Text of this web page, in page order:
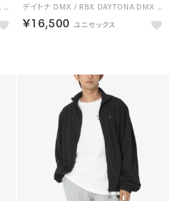
デイトナ DMX / RBK DAYTONA DMX （ネイビー） デイトナ DMX / RBK DAYTONA DMX （ホワイト）
￥16,500